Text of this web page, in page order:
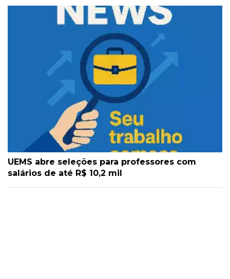
UEMS abre seleções para professores com
salários de até R$ 10,2 mil